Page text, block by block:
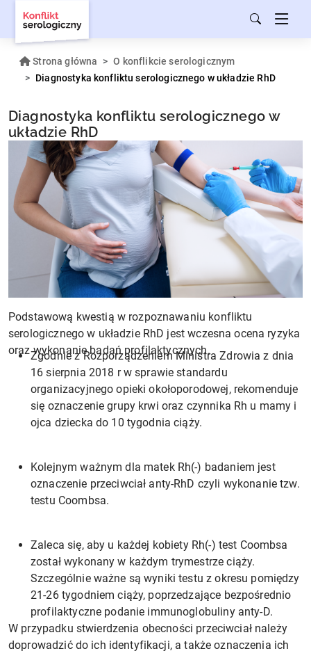
Strona główna
O konflikcie serologicznym
Diagnostyka konfliktu serologicznego w układzie RhD
Diagnostyka konfliktu serologicznego w
układzie RhD
Podstawową kwestią w rozpoznawaniu konfliktu
serologicznego w układzie RhD jest wczesna ocena ryzyka
oraz wykonanie badań profilaktycznych.
Zgodnie z Rozporządzeniem Ministra Zdrowia z dnia
16 sierpnia 2018 r w sprawie standardu
organizacyjnego opieki okołoporodowej, rekomenduje
się oznaczenie grupy krwi oraz czynnika Rh u mamy i
ojca dziecka do 10 tygodnia ciąży.
Kolejnym ważnym dla matek Rh(-) badaniem jest
oznaczenie przeciwciał anty-RhD czyli wykonanie tzw.
testu Coombsa.
Zaleca się, aby u każdej kobiety Rh(-) test Coombsa
został wykonany w każdym trymestrze ciąży.
Szczególnie ważne są wyniki testu z okresu pomiędzy
21-26 tygodniem ciąży, poprzedzające bezpośrednio
profilaktyczne podanie immunoglobuliny anty-D.
W przypadku stwierdzenia obecności przeciwciał należy
doprowadzić do ich identyfikacji, a także oznaczenia ich